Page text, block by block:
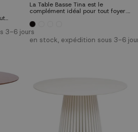
Il
: Ø
3-6 jours
La Table Basse Tina est le
complément idéal pour tout foyer.
laqué noir et blanc, cette table
allie un design scandinave à une
fonctionnalité pratique. Son design
compact et moderne s'adapte à
en stock, expédition sous 3-6